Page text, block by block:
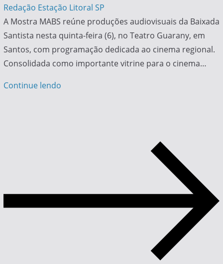
Redação Estação Litoral SP
A Mostra MABS reúne produções audiovisuais da Baixada
Santista nesta quinta-feira (6), no Teatro Guarany, em
Santos, com programação dedicada ao cinema regional.
Consolidada como importante vitrine para o cinema…
Continue lendo